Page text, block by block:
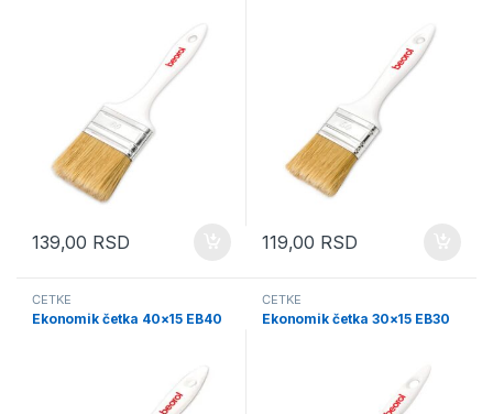
139,00 RSD 119,00 RSD
ČETKE
Ekonomik četka 40×15 EB40
ČETKE
Ekonomik četka 30×15 EB30